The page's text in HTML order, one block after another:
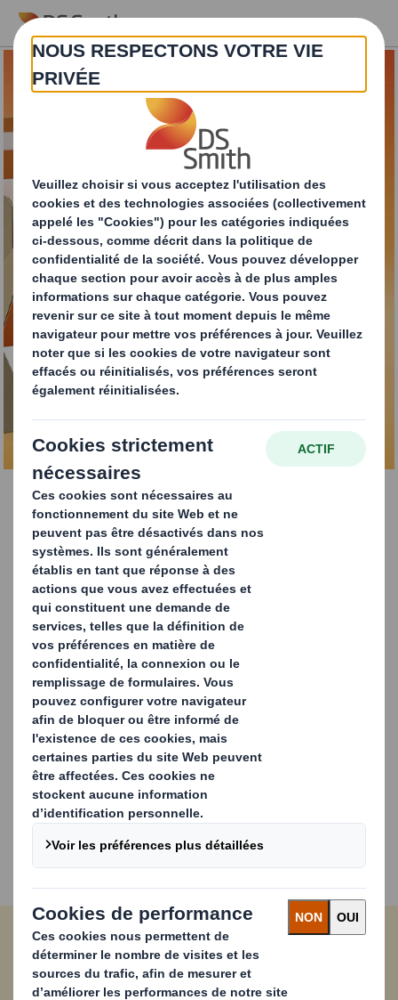
Skip to main content
La solution adaptée à
la reverse logistic
CONTACTEZ-NOUS
DS Smith Tape Back
Les e-acheteurs souhaitent recevoir leurs produits dans
des emballages respectueux del'environnement
pouvoirrenvoyerles produits avec le même emballage.
Pour répondre à la complexité de la Supply Chain du e-
commerce ainsi qu'aux attentes consommateurs, nos
concepteurs ont développé la solution Tape Back. Cette
innovation substitue plusieurs bandes adhésives par
une seul bande et permet les 3 utilisations suivantes :
fermeture, l'ouverturepuis lerenvoi
Tape Back supprime les bandes plastique à
pour faciliter le recyclage et réduit au maximum
l’utilisation de matériaux supplémentaires pour la
fonction reverse. L’expérience client peut être
améliorée en personnalisant l’emballage aux valeurs de la
marque.
Carousel. Use previous and next buttons to move